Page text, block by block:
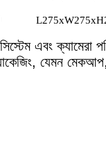
এবং ক্যামেরা
যেমন মেকআপ,